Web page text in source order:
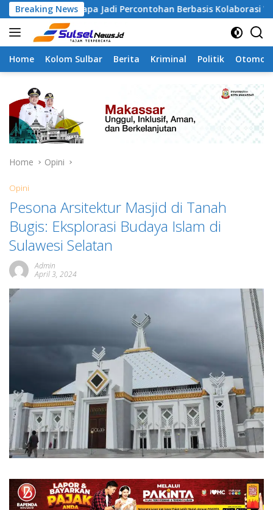
Skip
to
content
Breaking News
Jadi Percontohan Berbasis Kolaborasi Warga
Home Kolom Sulbar Berita Kriminal Politik
Home Opini
Opini
Pesona Arsitektur Masjid di Tanah
Bugis: Eksplorasi Budaya Islam di
Sulawesi Selatan
Admin
April 3, 2024